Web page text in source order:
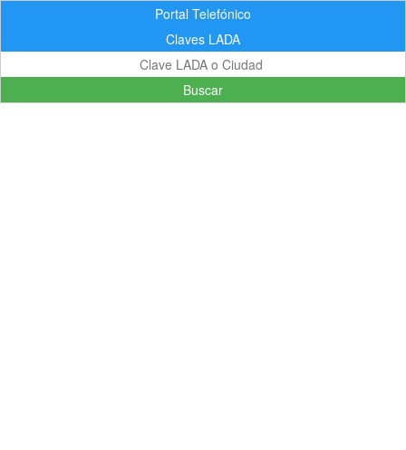
Portal Telefónico
Claves LADA
Buscar